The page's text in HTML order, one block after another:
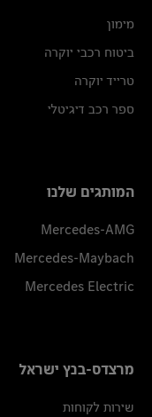
מימון
ביטוח רכבי יוקרה
טרייד יוקרה
ספר רכב דיגיטלי
המותגים שלנו
Mercedes-AMG
Mercedes-Maybach
Mercedes Electric
מרצדס-בנץ ישראל
שירות לקוחות